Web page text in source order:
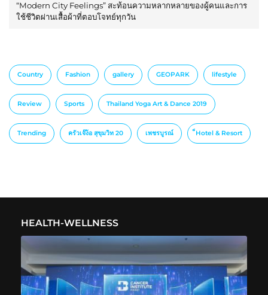
“Modern City Feelings” สะท้อนความหลากหลายของผู้คนและการ
ใช้ชีวิตผ่านเสื้อผ้าที่ตอบโจทย์ทุกวัน
Country Fashion gallery GEOPARK lifestyle
Review Sports Thailand Yoga Art & Dance 2019
Trending ครัวเจ๊ง้อ สุขุมวิท 20 เพชรบูรณ์ ็Hotel & Resort
HEALTH-WELLNESS